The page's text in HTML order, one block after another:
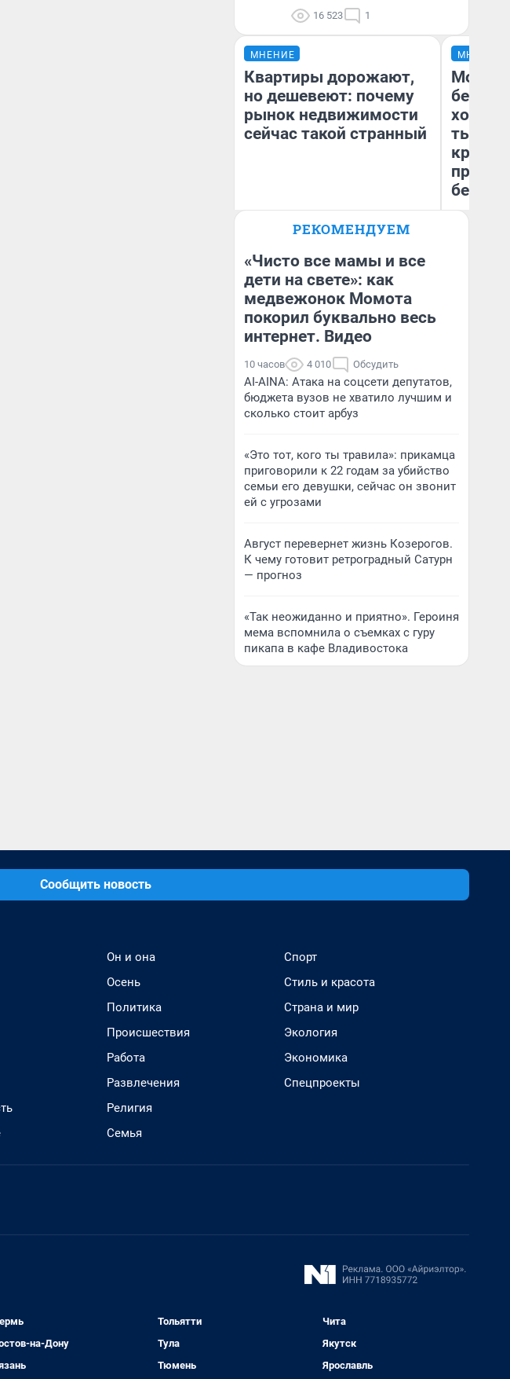
16 523 1
МНЕНИЕ
Квартиры дорожают,
но дешевеют: почему
рынок недвижимости
сейчас такой странный
Екатерина Торопова
недвижимости
МНЕНИЕ
Мой
хотела
тысяч,
РЕКОМЕНДУЕМ
«Чисто все мамы и все
дети на свете»: как
медвежонок Момота
покорил буквально весь
интернет. Видео
10 часов 4 010 Обсудить
AI-AINA: Атака на соцсети депутатов,
бюджета вузов не хватило лучшим и
сколько стоит арбуз
«Это тот, кого ты травила»: прикамца
приговорили к 22 годам за убийство
семьи его девушки, сейчас он звонит
ей с угрозами
Август перевернет жизнь Козерогов.
К чему готовит ретроградный Сатурн
— прогноз
«Так неожиданно и приятно». Героиня
мема вспомнила о съемках с гуру
пикапа в кафе Владивостока
Сообщить новость
Он и она
Осень
Политика
Происшествия
Работа
Развлечения
Религия
Семья
Спорт
Стиль и красота
Страна и мир
Экология
Экономика
Спецпроекты
на-Дону
Тольятти
Тула
Тюмень
Чита
Якутск
Ярославль